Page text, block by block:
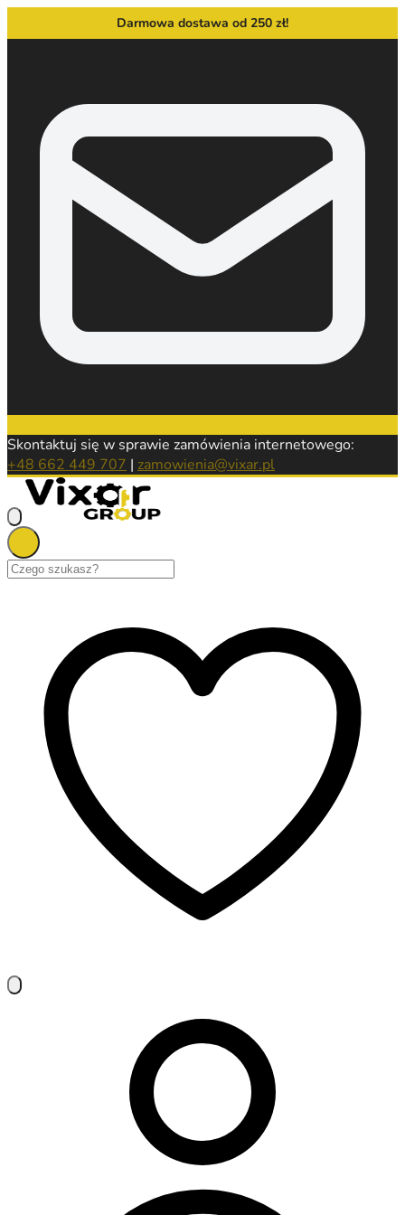
Darmowa dostawa od 250 zł!
Skontaktuj się w sprawie zamówienia internetowego:
+48 662 449 707 | zamowienia@vixar.pl